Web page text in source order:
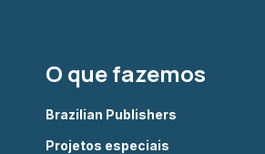
O que fazemos
Brazilian Publishers
Projetos especiais